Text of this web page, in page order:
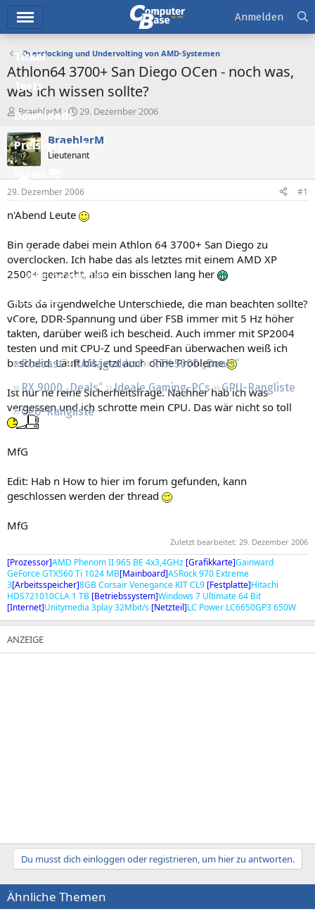
Ticker
Tests
Downloads
Preisvergleich
Forum
Aktuelles
Neue Beiträge
Neueste Aktivitäten
Leserartikel
Regeln
Podcast RAMageddon
RTX 5000 „Deals“
RX 9000 „Deals“
Ideale Gaming-PCs
GPU-Rangliste
CPU-Rangliste
Anmelden
Overclocking und Undervolting von AMD-Systemen
Athlon64 3700+ San Diego OCen - noch was,
was ich wissen sollte?
E
r
s
t
e
e
r
BraehlerM
E
s
e
l
t
a
m
29. Dezember 2006
BraehlerM
Lieutenant
29. Dezember 2006 #1
n'Abend Leute
Bin gerade dabei mein Athlon 64 3700+ San Diego zu
overclocken. Ich habe das als letztes mit einem AMD XP
2500+ gemacht, also ein bisschen lang her
Gibts da irgendwelche Unterschiede, die man beachten sollte?
vCore, DDR-Spannung und über FSB immer mit 5 Hz höher
takten, darüber weiß ich bescheid. Auch immer mit SP2004
testen und mit CPU-Z und SpeedFan überwachen weiß ich
bescheid. Läuft bis jetzt auch ohne Probleme
Ist nur ne reine Sicherheitsfrage. Nachher hab ich was
vergessen und ich schrotte mein CPU. Das wär nicht so toll
MfG
Edit: Hab n How to hier im forum gefunden, kann
geschlossen werden der thread
MfG
Zuletzt bearbeitet: 29. Dezember 2006
[Prozessor]AMD Phenom II 965 BE 4x3,4GHz [Grafikkarte]Gainward
GeForce GTX560 Ti 1024 MB[Mainboard]ASRock 970 Extreme
3[Arbeitsspeicher]8GB Corsair Venegance KIT CL9 [Festplatte]Hitachi
HDS721010CLA 1 TB [Betriebssystem]Windows 7 Ultimate 64 Bit
[Internet]Unitymedia 3play 32Mbit/s [Netzteil]LC Power LC6650GP3 650W
Du musst dich einloggen oder registrieren, um hier zu antworten.
Ähnliche Themen